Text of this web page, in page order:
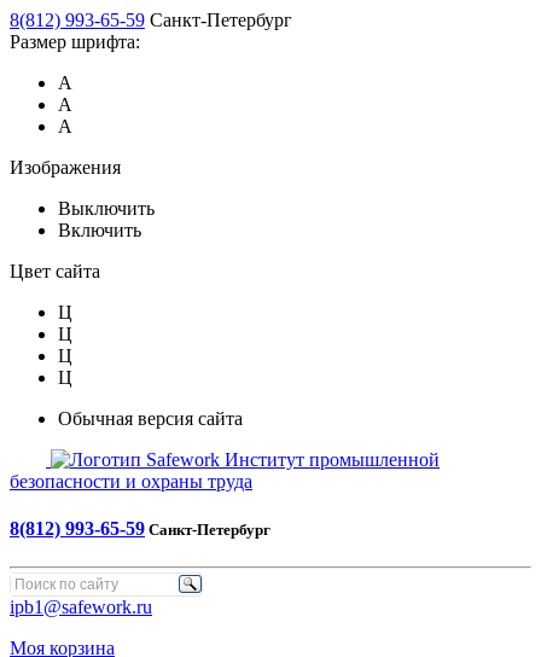
8(812) 993-65-59 Санкт-Петербург
Размер шрифта:
А
А
А
Изображения
Выключить
Включить
Цвет сайта
Ц
Ц
Ц
Ц
Обычная версия сайта
Safework Институт промышленной
безопасности и охраны труда
8(812) 993-65-59 Санкт-Петербург
ipb1@safework.ru
Моя корзина